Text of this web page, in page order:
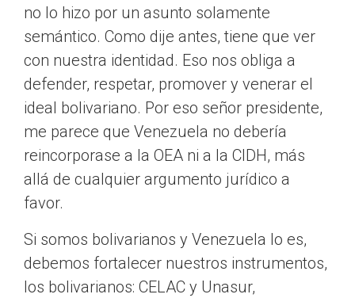
no lo hizo por un asunto solamente
semántico. Como dije antes, tiene que ver
con nuestra identidad. Eso nos obliga a
defender, respetar, promover y venerar el
ideal bolivariano. Por eso señor presidente,
me parece que Venezuela no debería
reincorporase a la OEA ni a la CIDH, más
allá de cualquier argumento jurídico a
favor.
Si somos bolivarianos y Venezuela lo es,
debemos fortalecer nuestros instrumentos,
los bolivarianos: CELAC y Unasur,